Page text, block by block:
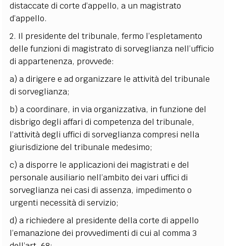
distaccate di corte d’appello, a un magistrato
d’appello.
2. Il presidente del tribunale, fermo l’espletamento
delle funzioni di magistrato di sorveglianza nell’ufficio
di appartenenza, provvede:
a) a dirigere e ad organizzare le attività del tribunale
di sorveglianza;
b) a coordinare, in via organizzativa, in funzione del
disbrigo degli affari di competenza del tribunale,
l’attività degli uffici di sorveglianza compresi nella
giurisdizione del tribunale medesimo;
c) a disporre le applicazioni dei magistrati e del
personale ausiliario nell’ambito dei vari uffici di
sorveglianza nei casi di assenza, impedimento o
urgenti necessità di servizio;
d) a richiedere al presidente della corte di appello
l’emanazione dei provvedimenti di cui al comma 3